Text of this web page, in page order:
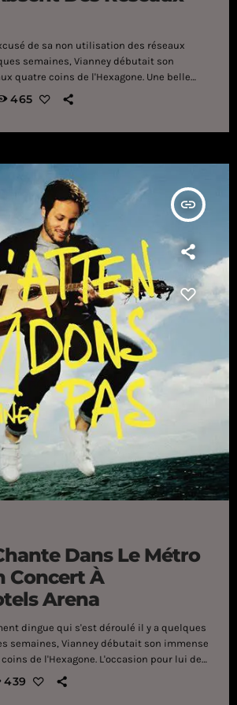
de sa non utilisation des réseaux
semaines, Vianney débutait son
quatre coins de l'Hexagone. Une belle
retrouver les nombreux fans qui sont
places avant que la quasi totalité de ses
465
insert_link
Dans Le Métro
Concert À
Arena
dingue qui s'est déroulé il y a quelques
semaines, Vianney débutait son immense
de l'Hexagone. L'occasion pour lui de
fans qui sont parvenus à obtenir des
quasi totalité de ses concerts n'affichent
439